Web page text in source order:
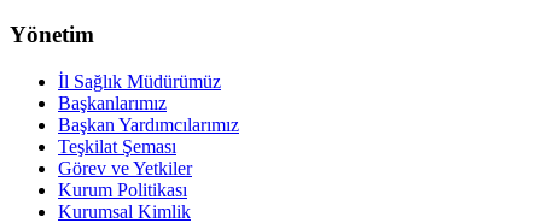
Yönetim
İl Sağlık Müdürümüz
Başkanlarımız
Başkan Yardımcılarımız
Teşkilat Şeması
Görev ve Yetkiler
Kurum Politikası
Kurumsal Kimlik